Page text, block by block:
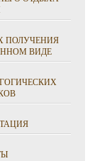
ПОЛУЧЕНИЯ
ВИДЕ